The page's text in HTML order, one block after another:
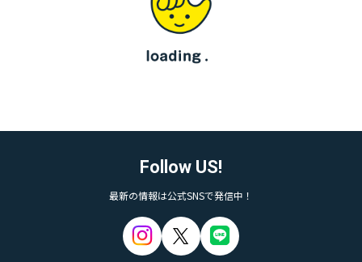
Follow US!
最新の情報は公式SNSで発信中！